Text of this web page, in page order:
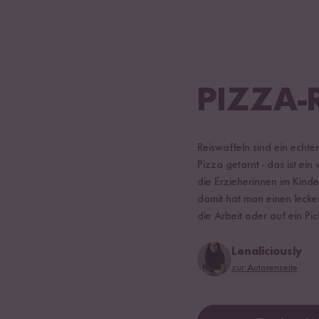
PIZZA-
Reiswaffeln sind ein
Pizza getarnt - das ist
die Erzieherinnen im
damit hat man einen
die Arbeit oder auf ein
Lenaliciously
zur Autorenseite